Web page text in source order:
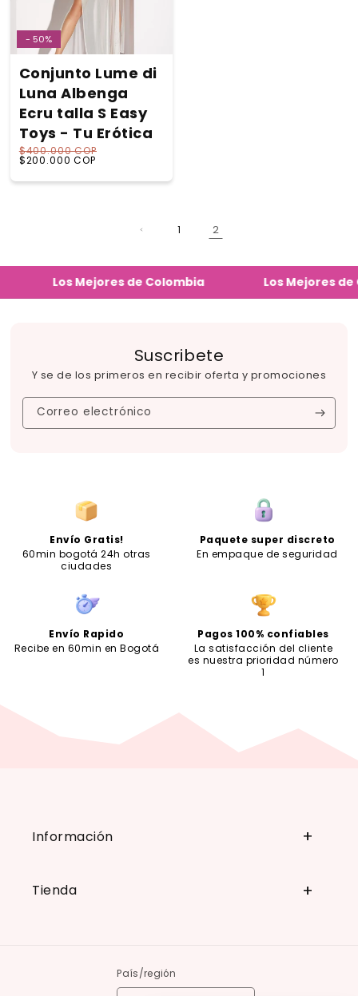
- 50%
Conjunto Lume di
Luna Albenga
Ecru talla S Easy
Toys - Tu Erótica
Precio habitual
$400.000 COP
Precio de oferta
$200.000 COP
1 2
Los Mejores de Colombia Los Mejores de
Suscribete
Y se de los primeros en recibir oferta y promociones
Correo electrónico
Envío Gratis!
60min bogotá 24h otras
ciudades
Paquete super discreto
En empaque de seguridad
Envío Rapido
Recibe en 60min en Bogotá
Pagos 100% confiables
La satisfacción del cliente
es nuestra prioridad número
1
Información
Tienda
País/región